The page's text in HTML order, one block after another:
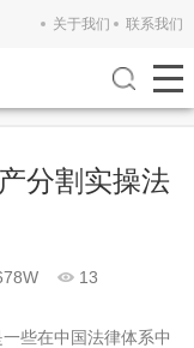
关于我们 联系我们
分割实操法
13
些在中国法律体系中